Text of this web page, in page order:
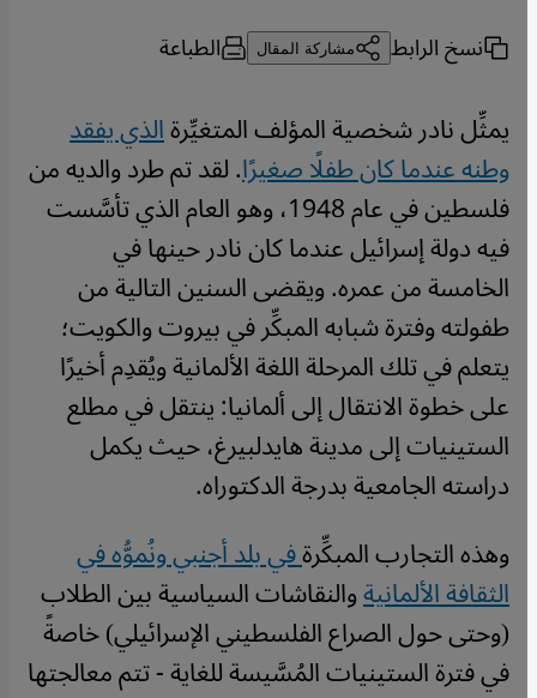
نسخ الرابط مشاركة المقال الطباعة
يمثِّل نادر شخصية المؤلف المتغيِّرةالذي يفقد
وطنه عندما كان طفلًا صغيرًا. لقد تم طرد والديه من
فلسطين في عام 1948، وهو العام الذي تأسَّست
فيه دولة إسرائيل عندما كان نادر حينها في
الخامسة من عمره. ويقضى السنين التالية من
طفولته وفترة شبابه المبكِّر في بيروت والكويت؛
يتعلم في تلك المرحلة اللغة الألمانية ويُقدِم أخيرًا
على خطوة الانتقال إلى ألمانيا: ينتقل في مطلع
الستينيات إلى مدينة هايدلبيرغ، حيث يكمل
دراسته الجامعية بدرجة الدكتوراه.
وهذه التجارب المبكِّرةفي بلد أجنبي ونُموُّه في
الثقافة الألمانيةوالنقاشات السياسية بين الطلاب
(وحتى حول الصراع الفلسطيني الإسرائيلي) خاصةً
في فترة الستينيات المُسَّيسة للغاية - تتم معالجتها